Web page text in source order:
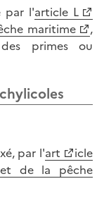
par l'article L
maritime
,
primes ou
par l'art
icle
de la pêche